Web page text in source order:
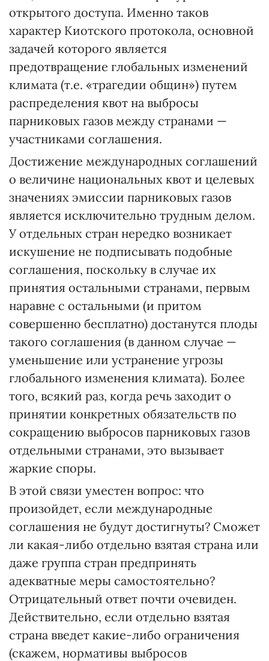
открытого доступа. Именно таков
характер Киотского протокола, основной
задачей которого является
предотвращение глобальных изменений
климата (т.е. «трагедии общин») путем
распределения квот на выбросы
парниковых газов между странами —
участниками соглашения.
Достижение международных соглашений
о величине национальных квот и целевых
значениях эмиссии парниковых газов
является исключительно трудным делом.
У отдельных стран нередко возникает
искушение не подписывать подобные
соглашения, поскольку в случае их
принятия остальными странами, первым
наравне с остальными (и притом
совершенно бесплатно) достанутся плоды
такого соглашения (в данном случае —
уменьшение или устранение угрозы
глобального изменения климата). Более
того, всякий раз, когда речь заходит о
принятии конкретных обязательств по
сокращению выбросов парниковых газов
отдельными странами, это вызывает
жаркие споры.
В этой связи уместен вопрос: что
произойдет, если международные
соглашения не будут достигнуты? Сможет
ли какая-либо отдельно взятая страна или
даже группа стран предпринять
адекватные меры самостоятельно?
Отрицательный ответ почти очевиден.
Действительно, если отдельно взятая
страна введет какие-либо ограничения
(скажем, нормативы выбросов